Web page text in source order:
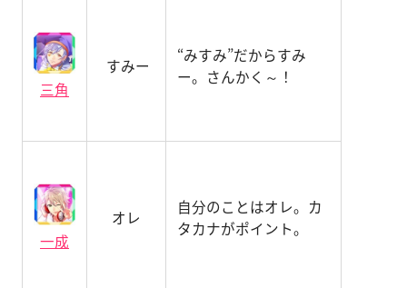
三角
すみー
“みすみ”だからすみ
ー。さんかく～！
一成
オレ
自分のことはオレ。カ
タカナがポイント。